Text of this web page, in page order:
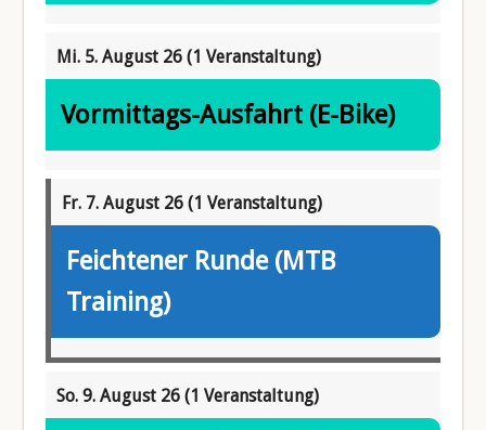
Mi. 5. August 26(1 Veranstaltung)
Vormittags-Ausfahrt (E-Bike)
Fr. 7. August 26(1 Veranstaltung)
Feichtener Runde (MTB
Training)
So. 9. August 26(1 Veranstaltung)